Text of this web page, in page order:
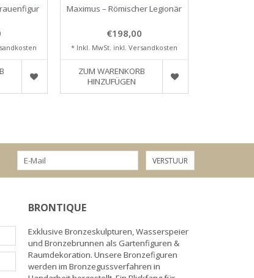
Maximus – Römischer Legionär
€198,00
* Inkl. MwSt. inkl. Versandkosten
ZUM WARENKORB
HINZUFÜGEN
VERSTUUR
BRONTIQUE
Exklusive Bronzeskulpturen, Wasserspeier
und Bronzebrunnen als Gartenfiguren &
Raumdekoration. Unsere Bronzefiguren
werden im Bronzegussverfahren in